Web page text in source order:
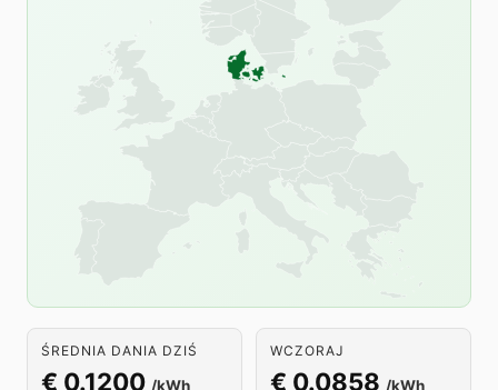
ŚREDNIA DANIA DZIŚ
€ 0.1200 /kWh
WCZORAJ
€ 0.0858 /kWh